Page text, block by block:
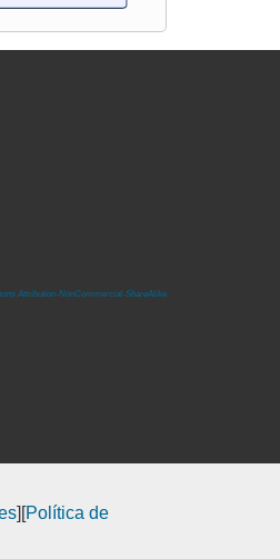
Attribution-NonCommercial-ShareAlike
][Política de